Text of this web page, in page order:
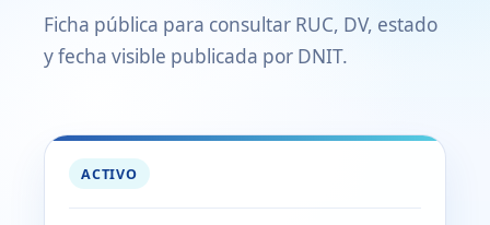
Ficha pública para consultar RUC, DV, estado
y fecha visible publicada por DNIT.
ACTIVO